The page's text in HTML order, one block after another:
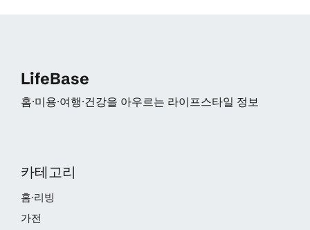
LifeBase
홈·미용·여행·건강을 아우르는 라이프스타일 정보
카테고리
홈·리빙
가전